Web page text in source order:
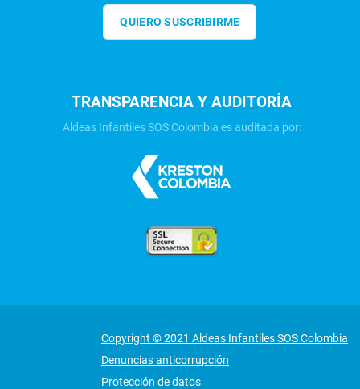
QUIERO SUSCRIBIRME
TRANSPARENCIA Y AUDITORÍA
Aldeas Infantiles SOS Colombia es auditada por:
Copyright © 2021 Aldeas Infantiles SOS Colombia
Denuncias anticorrupción
Protección de datos